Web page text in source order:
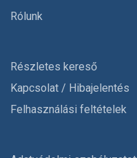
Rólunk
Részletes kereső
Kapcsolat / Hibajelentés
Felhasználási feltételek